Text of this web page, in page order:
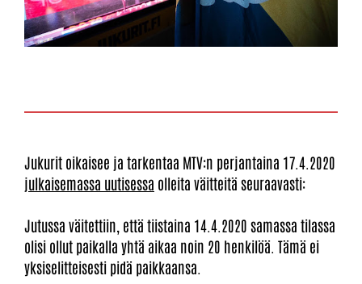
Jukurit oikaisee ja tarkentaa MTV:n perjantaina 17.4.2020
julkaisemassa uutisessa olleita väitteitä seuraavasti:
Jutussa väitettiin, että tiistaina 14.4.2020 samassa tilassa
olisi ollut paikalla yhtä aikaa noin 20 henkilöä. Tämä ei
yksiselitteisesti pidä paikkaansa.